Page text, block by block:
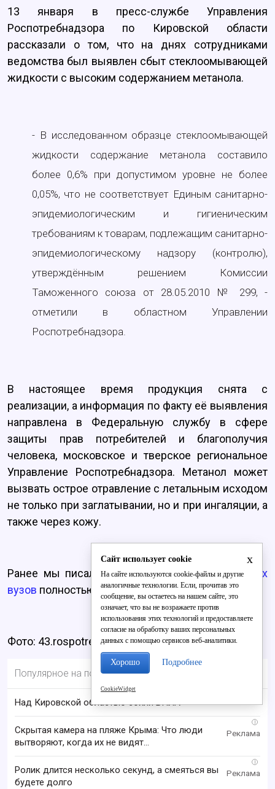
13 января в пресс-службе Управления
Роспотребнадзора по Кировской области
рассказали о том, что на днях сотрудниками
ведомства был выявлен сбыт стеклоомывающей
жидкости с высоким содержанием метанола.
- В исследованном образце стеклоомывающей
жидкости содержание метанола составило
более 0,6% при допустимом уровне не более
0,05%, что не соответствует Единым санитарно-
эпидемиологическим и гигиеническим
требованиям к товарам, подлежащим санитарно-
эпидемиологическому надзору (контролю),
утверждённым решением Комиссии
Таможенного союза от 28.05.2010 № 299, -
отметили в областном Управлении
Роспотребнадзора.
В настоящее время продукция снята с
реализации, а информация по факту её выявления
направлена в Федеральную службу в сфере
защиты прав потребителей и благополучия
человека, московское и тверское региональное
Управление Роспотребнадзора. Метанол может
вызвать острое отравление с летальным исходом
не только при заглатывании, но и при ингаляции, а
также через кожу.
Ранее мы писали о том, чтоодин из кировских
вузов полностью лишили госаккредитации.
Фото: 43.rospotrebnadzor.ru
Популярное на портале
Над Кировской областью сбили БПЛА
i
Скрытая камера на пляже Крыма: Что люди
вытворяют, когда их не видят...
i
Ролик длится несколько секунд, а смеяться вы
будете долго
x
Сайт использует cookie
На сайте используются cookie-файлы и другие
аналогичные технологии. Если, прочитав это
сообщение, вы остаетесь на нашем сайте, это
означает, что вы не возражаете против
использования этих технологий и предоставляете
согласие на обработку ваших персональных
данных с помощью сервисов веб-аналитики.
Хорошо Подробнее
CookieWidget